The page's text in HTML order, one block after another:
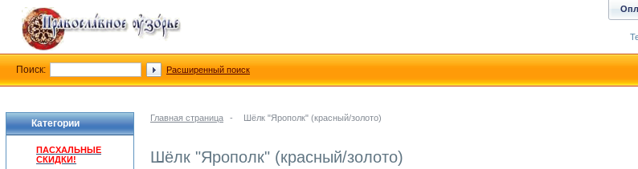
Главная страница - Шёлк "Ярополк" (красный/золото)
Шёлк "Ярополк" (красный/золото)
Категории
ПАСХАЛЬНЫЕ
СКИДКИ!
Поиск: Расширенный поиск